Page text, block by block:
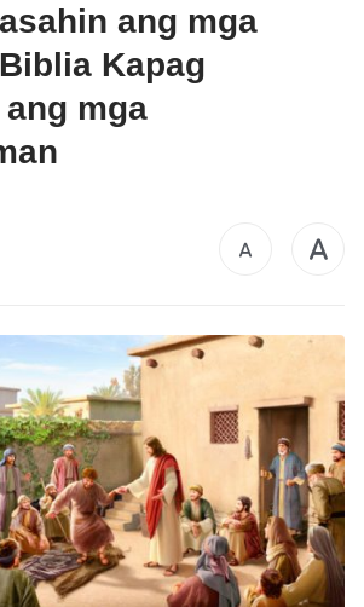
ang mga
Kapag
mga